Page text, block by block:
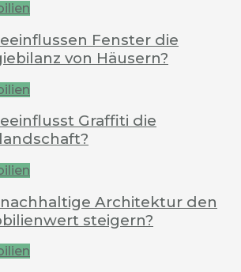
Fenster die
von Häusern?
Graffiti die
Architektur den
steigern?